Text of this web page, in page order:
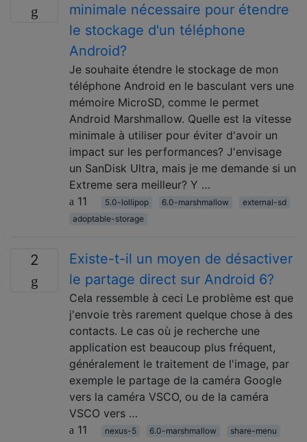
minimale nécessaire pour étendre
le stockage d'un téléphone
Android?
Je souhaite étendre le stockage de mon
téléphone Android en le basculant vers une
mémoire MicroSD, comme le permet
Android Marshmallow. Quelle est la vitesse
minimale à utiliser pour éviter d'avoir un
impact sur les performances? J'envisage
un SanDisk Ultra, mais je me demande si un
Extreme sera meilleur? Y …
11
5.0-lollipop 6.0-marshmallow
external-sd
adoptable-storage
2
Existe-t-il un moyen de désactiver
le partage direct sur Android 6?
Cela ressemble à ceci Le problème est que
j'envoie très rarement quelque chose à des
contacts. Le cas où je recherche une
application est beaucoup plus fréquent,
généralement le traitement de l'image, par
exemple le partage de la caméra Google
vers la caméra VSCO, ou de la caméra
VSCO vers …
11
nexus-5 6.0-marshmallow share-menu